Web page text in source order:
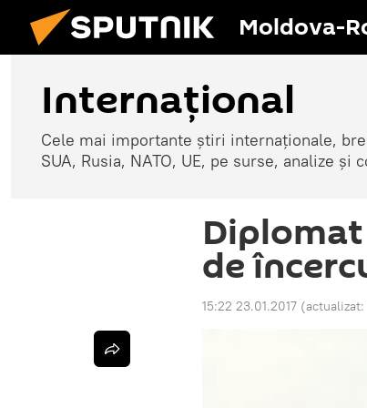
Moldova-
Internaţional
Cele mai importante știri internaționale,
SUA, Rusia, NATO, UE, pe surse, analize și
de
15:22 23.01.2017 (actualizat: